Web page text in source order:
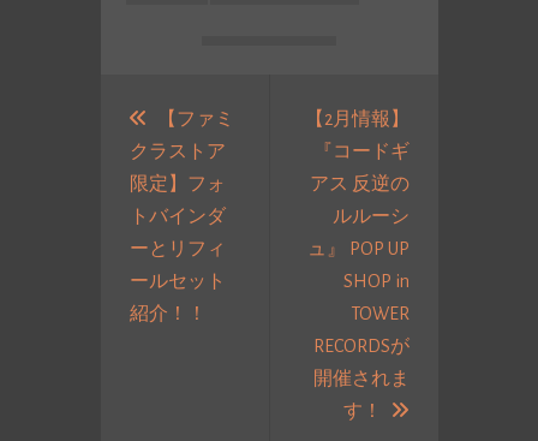
【ファミ
クラストア
限定】フォ
トバインダ
ーとリフィ
ールセット
紹介！！
【2月情報】
『コードギ
アス 反逆の
ルルーシ
ュ』 POP UP
SHOP in
TOWER
RECORDSが
開催されま
す！
次